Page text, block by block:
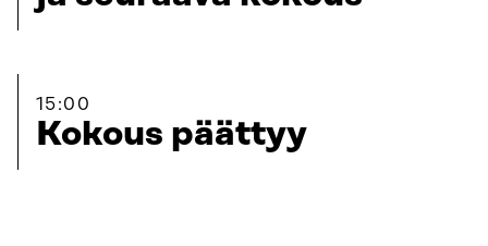
15:00
Kokous päättyy